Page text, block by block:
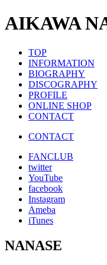
AIKAWA
TOP
INFORMATION
BIOGRAPHY
DISCOGRAPHY
PROFILE
ONLINE SHOP
CONTACT
CONTACT
FANCLUB
twitter
YouTube
facebook
Instagram
Ameba
iTunes
NANASE